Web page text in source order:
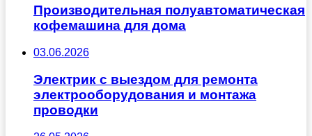
Производительная полуавтоматическая
кофемашина для дома
03.06.2026
Электрик с выездом для ремонта
электрооборудования и монтажа
проводки